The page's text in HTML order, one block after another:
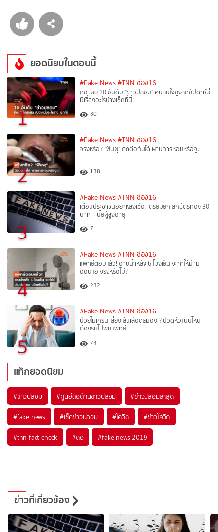
ยอดนิยมในตอนนี้
1
#Fake News #TNN ช่อง16
ดีอี เผย 10 อันดับ "ข่าวปลอม" คนสนใจสูงสุดสัปดาห์นี้
มีเรื่องอะไรบ้างเช็กที่นี่!
80
2
#Fake News #TNN ช่อง16
จริงหรือ? "ฟันผุ" ติดต่อกันได้ ผ่านการหอมหรือจูบ
138
3
#Fake News #TNN ช่อง16
เตือนประชาชนอย่าหลงเชื่อ! เตรียมยกเลิกบัตรทอง 30
บาท - เบี้ยผู้สูงอายุ
7
4
#Fake News #TNN ช่อง16
แพทย์ตอบแล้ว! อาบน้ำหลัง 6 โมงเย็น จะทำให้ม้าม
อ่อนแอ จริงหรือไม่?
232
5
#Fake News #TNN ช่อง16
ป่วยไมเกรน เสี่ยงเส้นเลือดสมอง ? ปวดหัวแบบไหน
ต้องรีบไปพบแพทย์
74
แท็กยอดนิยม
#ข่าวปลอม #ศูนย์ต่อต้านข่าวปลอม #ข่าวปลอมล่าสุด
#fake news #เช็กข่าวปลอม #โควิด #ข่าวโควิด
#tnn fact check #ดีอี #fake news 2019
ข่าวที่เกี่ยวข้อง